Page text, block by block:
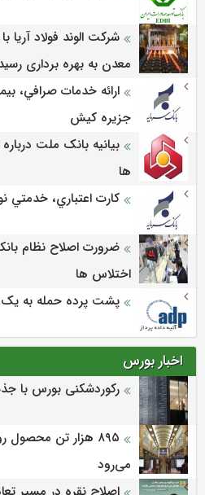
شرکت الوند فولاد
معدن به بهره برداری
ارائه خدمات صرافي،
جزيره كيش
بیانیه بانک ملت
ها
كارت اعتباري، خدمتي
ضرورت اصلاح نظام
اختلاس ها
پشت پرده حمله به
اخبار بورس
رکوردشکنی بورس با جذب ۶.۲ همت سرمایه
۸۹۵ هزار تن
می‌‌رود